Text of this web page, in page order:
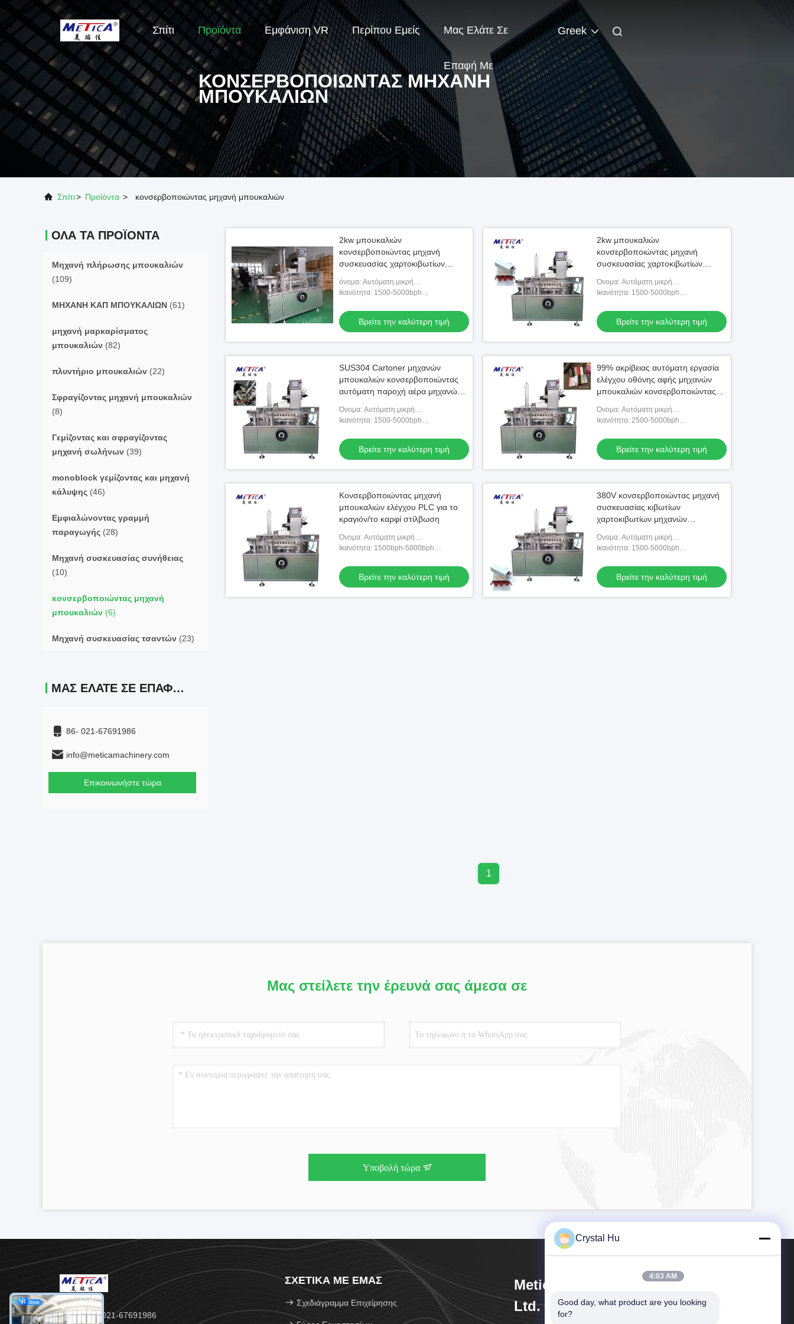
Σπίτι Προϊόντα Εμφάνιση VR Περίπου Εμείς Μας Ελάτε Σε
Επαφή Με
Greek
ΚΟΝΣΕΡΒΟΠΟΙΏΝΤΑΣ ΜΗΧΑΝΉ
ΜΠΟΥΚΑΛΙΏΝ
Σπίτι> Προϊόντα > κονσερβοποιώντας μηχανή μπουκαλιών
ΌΛΑ ΤΑ ΠΡΟΪΌΝΤΑ
Μηχανή πλήρωσης μπουκαλιών
(109)
ΜΗΧΑΝΗ ΚΑΠ ΜΠΟΥΚΑΛΙΩΝ (61)
μηχανή μαρκαρίσματος
μπουκαλιών (82)
πλυντήριο μπουκαλιών (22)
Σφραγίζοντας μηχανή μπουκαλιών
(8)
Γεμίζοντας και σφραγίζοντας
μηχανή σωλήνων (39)
monoblock γεμίζοντας και μηχανή
κάλυψης (46)
Εμφιαλώνοντας γραμμή
παραγωγής (28)
Μηχανή συσκευασίας συνήθειας
(10)
κονσερβοποιώντας μηχανή
μπουκαλιών (6)
Μηχανή συσκευασίας τσαντών (23)
ΜΑΣ ΕΛΆΤΕ ΣΕ ΕΠΑΦΉ ΜΕ
86- 021-67691986
info@meticamachinery.com
Επικοινωνήστε τώρα
2kw μπουκαλιών
κονσερβοποιώντας μηχανή
συσκευασίας χαρτοκιβωτίων
ενός έτους
όνομα: Αυτόματη μικρή
κονσερβοποιώντας μηχανή μπουκαλιών
Ικανότητα: 1500-5000bph
Βρείτε την καλύτερη τιμή
2kw μπουκαλιών
κονσερβοποιώντας μηχανή
συσκευασίας χαρτοκιβωτίων
ενός έτους
Όνομα: Αυτόματη μικρή
κονσερβοποιώντας μηχανή μπουκαλιών
Ικανότητα: 1500-5000bph
Βρείτε την καλύτερη τιμή
SUS304 Cartoner μηχανών
μπουκαλιών κονσερβοποιώντας
αυτόματη παροχή αέρα μηχανών
Όνομα: Αυτόματη μικρή
κονσερβοποιώντας μηχανή μπουκαλιών
Ικανότητα: 1500-5000bph
Βρείτε την καλύτερη τιμή
99% ακρίβειας αυτόματη εργασία
ελέγχου οθόνης αφής μηχανών
μπουκαλιών κονσερβοποιώντας
Όνομα: Αυτόματη μικρή
κονσερβοποιώντας μηχανή μπουκαλιών
Ικανότητα: 2500-5000bph
Βρείτε την καλύτερη τιμή
Κονσερβοποιώντας μηχανή
μπουκαλιών ελέγχου PLC για το
κραγιόν/το καρφί στίλβωση
Όνομα: Αυτόματη μικρή
κονσερβοποιώντας μηχανή μπουκαλιών
Ικανότητα: 1500bph-5000bph
Βρείτε την καλύτερη τιμή
380V κονσερβοποιώντας μηχανή
συσκευασίας κιβωτίων
χαρτοκιβωτίων μηχανών
Όνομα: Αυτόματη μικρή
κονσερβοποιώντας μηχανή μπουκαλιών
Ικανότητα: 1500-5000bph
Βρείτε την καλύτερη τιμή
1
Μας στείλετε την έρευνά σας άμεσα σε
Υποβολή τώρα
Τηλ.：86- 021-67691986
ΣΧΕΤΙΚΆ ΜΕ ΕΜΆΣ
Σχεδιάγραμμα Επιχείρησης
Metica Machinery (Shanghai) Co.,
Ltd.
Crystal Hu
4:03 AM
Good day, what product are you looking
for?